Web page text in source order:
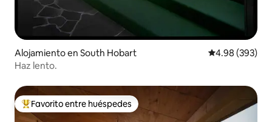
Alojamiento en South Hobart Calificación
4.98 (393)
Haz lento.
Favorito entre huéspedes preferido
Favorito entre huéspedes